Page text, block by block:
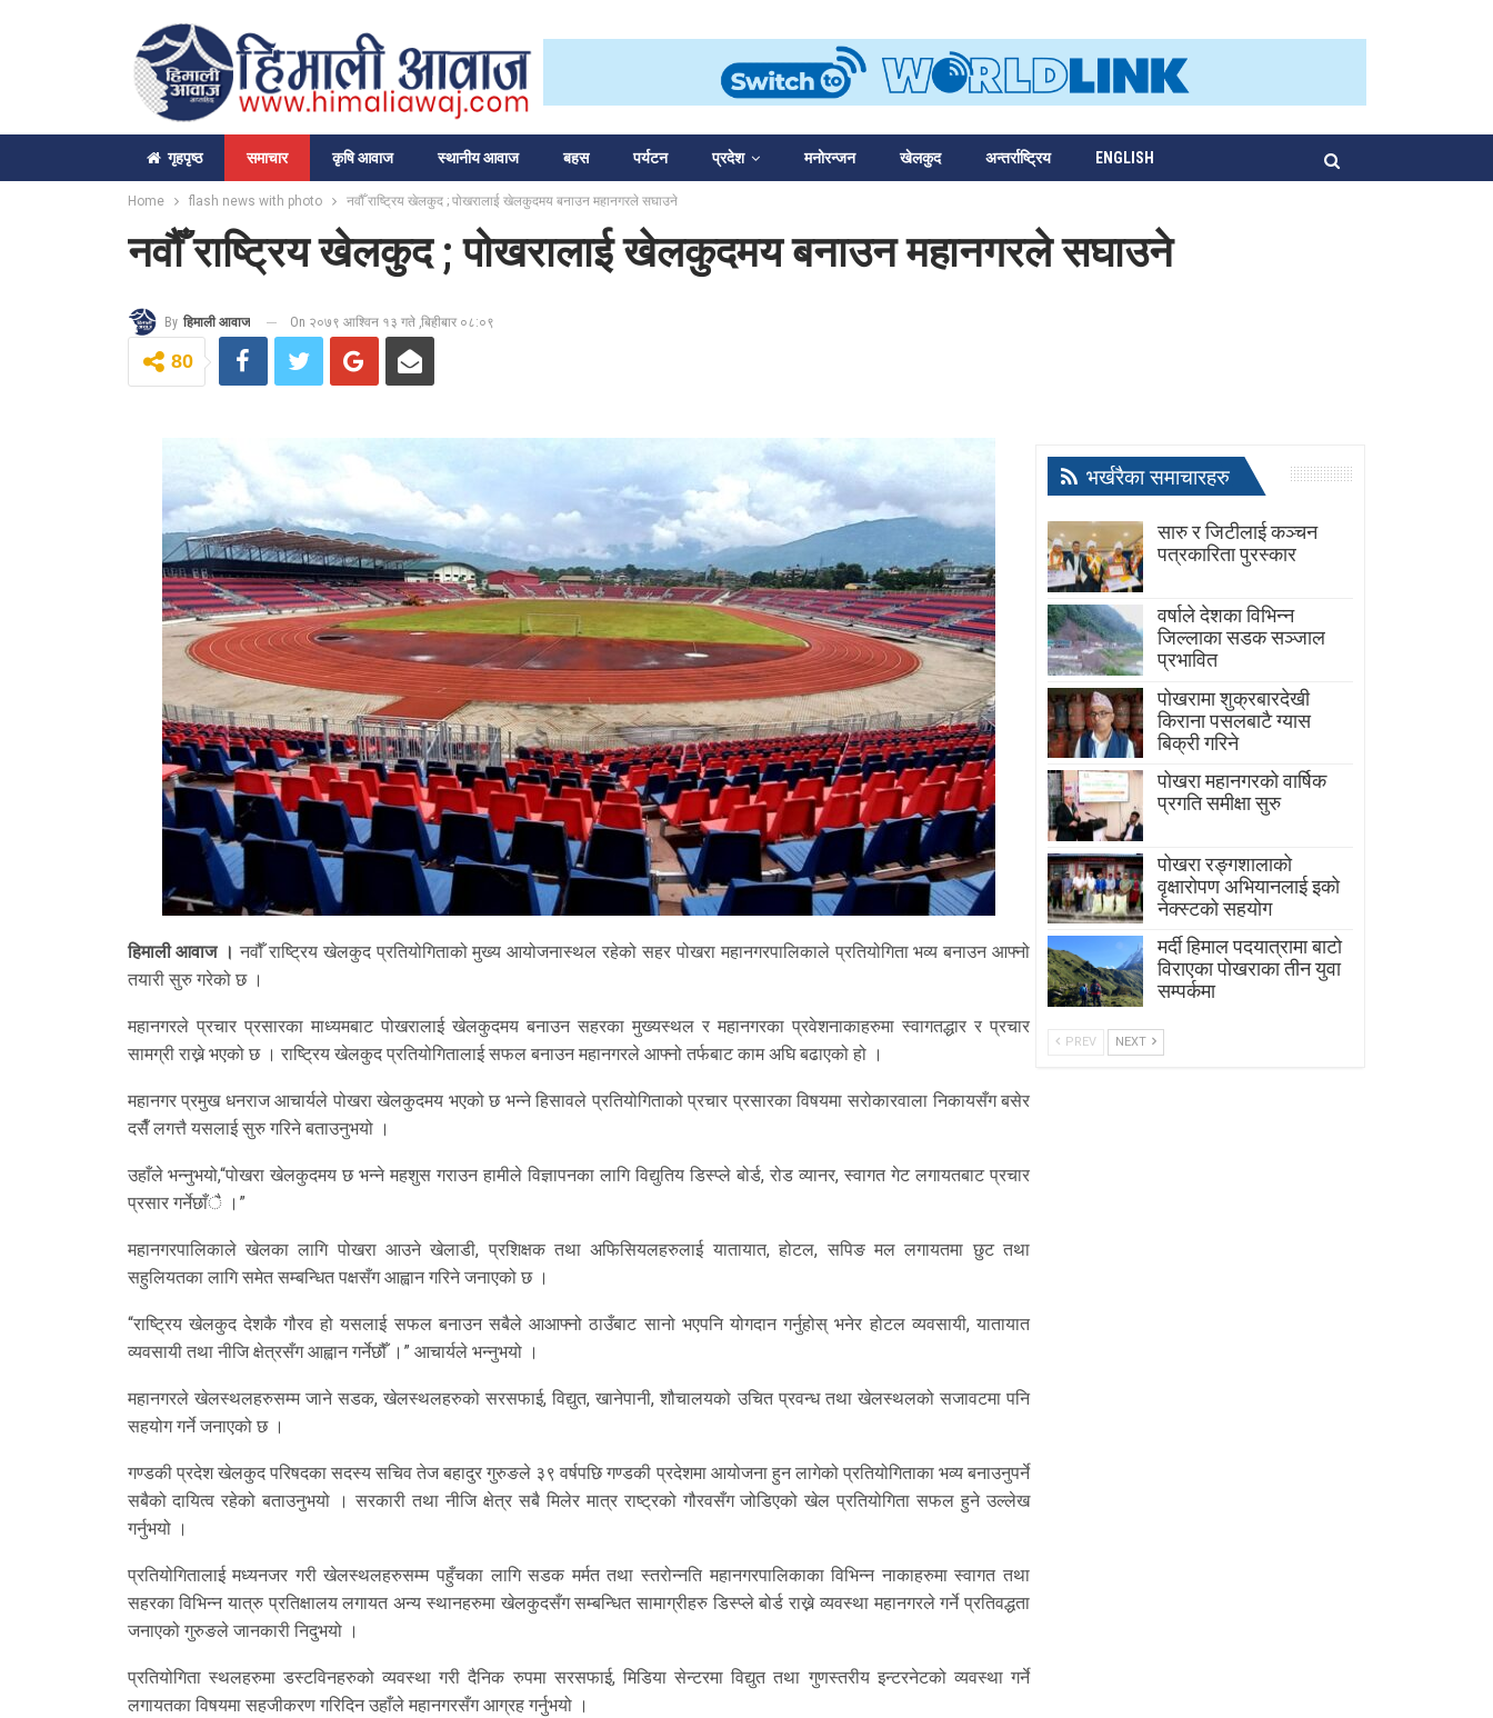
गृहपृष्‍ठ समाचार कृषि आवाज स्थानीय आवाज बहस पर्यटन प्रदेश मनोरन्जन खेलकुद अन्तर्राष्ट्रिय ENGLISH
Home flash news with photo नवौँ राष्ट्रिय खेलकुद ; पोखरालाई खेलकुदमय बनाउन महानगरले सघाउने
नवौँ राष्ट्रिय खेलकुद ; पोखरालाई खेलकुदमय बनाउन महानगरले सघाउने
By हिमाली आवाज On २०७९ आश्विन १३ गते ,बिहीबार ०८:०९
80
हिमाली आवाज । नवौँ राष्ट्रिय खेलकुद प्रतियोगिताको मुख्य आयोजनास्थल रहेको सहर पोखरा महानगरपालिकाले प्रतियोगिता भव्य बनाउन आफ्नो
तयारी सुरु गरेको छ ।
महानगरले प्रचार प्रसारका माध्यमबाट पोखरालाई खेलकुदमय बनाउन सहरका मुख्यस्थल र महानगरका प्रवेशनाकाहरुमा स्वागतद्धार र प्रचार
सामग्री राख्ने भएको छ । राष्ट्रिय खेलकुद प्रतियोगितालाई सफल बनाउन महानगरले आफ्नो तर्फबाट काम अघि बढाएको हो ।
महानगर प्रमुख धनराज आचार्यले पोखरा खेलकुदमय भएको छ भन्ने हिसावले प्रतियोगिताको प्रचार प्रसारका विषयमा सरोकारवाला निकायसँग बसेर
दसैँ लगत्तै यसलाई सुरु गरिने बताउनुभयो ।
उहाँले भन्नुभयो,“पोखरा खेलकुदमय छ भन्ने महशुस गराउन हामीले विज्ञापनका लागि विद्युतिय डिस्प्ले बोर्ड, रोड व्यानर, स्वागत गेट लगायतबाट प्रचार
प्रसार गर्नेछाँै ।”
महानगरपालिकाले खेलका लागि पोखरा आउने खेलाडी, प्रशिक्षक तथा अफिसियलहरुलाई यातायात, होटल, सपिङ मल लगायतमा छुट तथा
सहुलियतका लागि समेत सम्बन्धित पक्षसँग आह्वान गरिने जनाएको छ ।
“राष्ट्रिय खेलकुद देशकै गौरव हो यसलाई सफल बनाउन सबैले आआफ्नो ठाउँबाट सानो भएपनि योगदान गर्नुहोस् भनेर होटल व्यवसायी, यातायात
व्यवसायी तथा नीजि क्षेत्रसँग आह्वान गर्नेछौँ ।” आचार्यले भन्नुभयो ।
महानगरले खेलस्थलहरुसम्म जाने सडक, खेलस्थलहरुको सरसफाई, विद्युत, खानेपानी, शौचालयको उचित प्रवन्ध तथा खेलस्थलको सजावटमा पनि
सहयोग गर्ने जनाएको छ ।
गण्डकी प्रदेश खेलकुद परिषदका सदस्य सचिव तेज बहादुर गुरुङले ३९ वर्षपछि गण्डकी प्रदेशमा आयोजना हुन लागेको प्रतियोगिताका भव्य बनाउनुपर्ने
सबैको दायित्व रहेको बताउनुभयो । सरकारी तथा नीजि क्षेत्र सबै मिलेर मात्र राष्ट्रको गौरवसँग जोडिएको खेल प्रतियोगिता सफल हुने उल्लेख
गर्नुभयो ।
प्रतियोगितालाई मध्यनजर गरी खेलस्थलहरुसम्म पहुँचका लागि सडक मर्मत तथा स्तरोन्नति महानगरपालिकाका विभिन्न नाकाहरुमा स्वागत तथा
सहरका विभिन्न यात्रु प्रतिक्षालय लगायत अन्य स्थानहरुमा खेलकुदसँग सम्बन्धित सामाग्रीहरु डिस्प्ले बोर्ड राख्ने व्यवस्था महानगरले गर्ने प्रतिवद्धता
जनाएको गुरुङले जानकारी निदुभयो ।
प्रतियोगिता स्थलहरुमा डस्टविनहरुको व्यवस्था गरी दैनिक रुपमा सरसफाई, मिडिया सेन्टरमा विद्युत तथा गुणस्तरीय इन्टरनेटको व्यवस्था गर्ने
लगायतका विषयमा सहजीकरण गरिदिन उहाँले महानगरसँग आग्रह गर्नुभयो ।
भर्खरैका समाचारहरु
सारु र जिटीलाई कञ्चन
पत्रकारिता पुरस्कार
वर्षाले देशका विभिन्न
जिल्लाका सडक सञ्जाल
प्रभावित
पोखरामा शुक्रबारदेखी
किराना पसलबाटै ग्यास
बिक्री गरिने
पोखरा महानगरको वार्षिक
प्रगति समीक्षा सुरु
पोखरा रङ्गशालाको
वृक्षारोपण अभियानलाई इको
नेक्स्टको सहयोग
मर्दी हिमाल पदयात्रामा बाटाे
विराएका पाेखराका तीन युवा
सम्पर्कमा
PREV NEXT